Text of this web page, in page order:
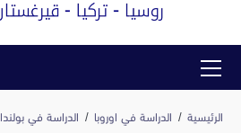
القائمة
الرئيسية الدراسة في اوروبا الدراسة في بولندا